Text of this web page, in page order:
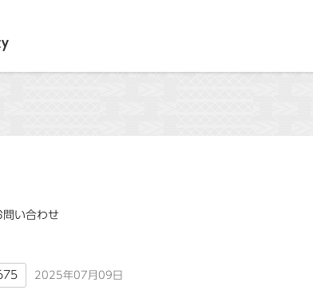
問い合わせ
2025年07月09日